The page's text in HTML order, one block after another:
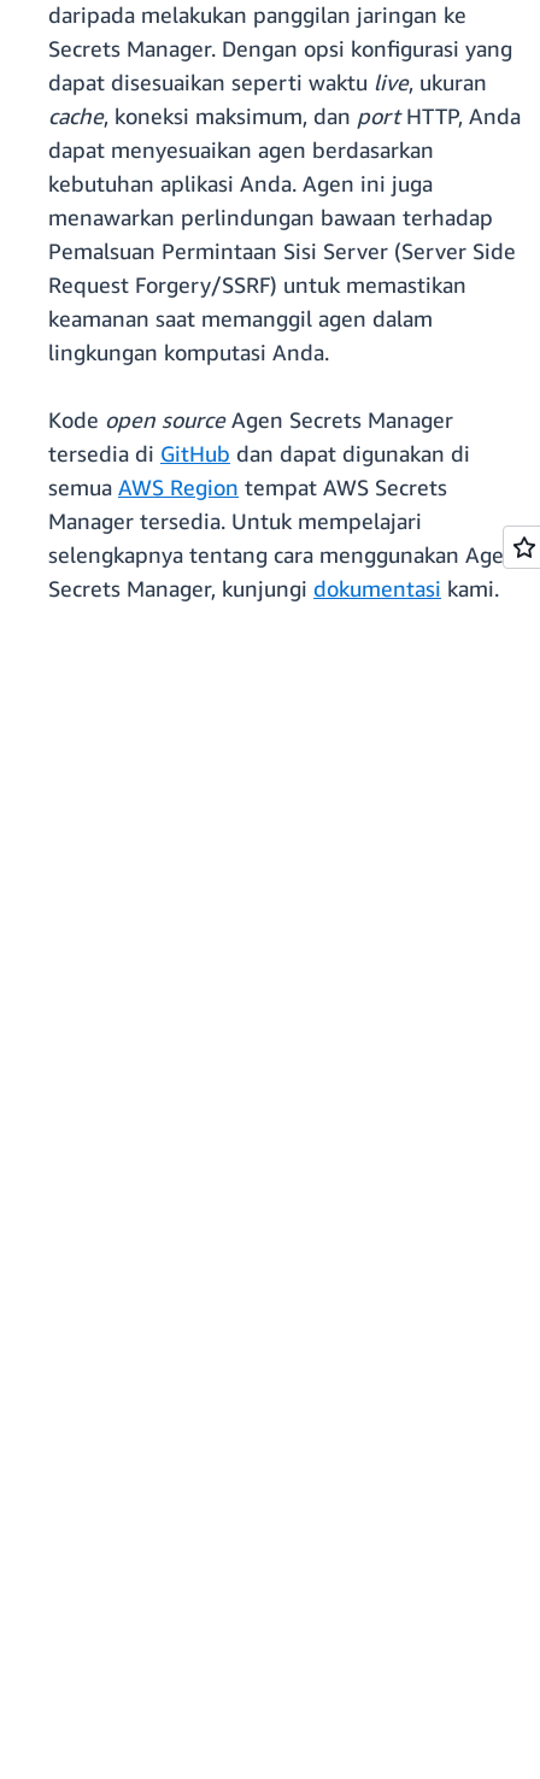
daripada melakukan panggilan jaringan ke
Secrets Manager. Dengan opsi konfigurasi yang
dapat disesuaikan seperti waktu live, ukuran
cache, koneksi maksimum, dan portHTTP, Anda
dapat menyesuaikan agen berdasarkan
kebutuhan aplikasi Anda. Agen ini juga
menawarkan perlindungan bawaan terhadap
Pemalsuan Permintaan Sisi Server (Server Side
Request Forgery/SSRF) untuk memastikan
keamanan saat memanggil agen dalam
lingkungan komputasi Anda.
Kode open sourceAgen Secrets Manager
tersedia di GitHub dan dapat digunakan di
semua AWS Region tempat AWS Secrets
Manager tersedia. Untuk mempelajari
selengkapnya tentang cara menggunakan Agen
Secrets Manager, kunjungi dokumentasi kami.